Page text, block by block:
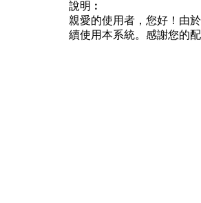
說明︰
親愛的使用者，您好！由
續使用本系統。感謝您的配